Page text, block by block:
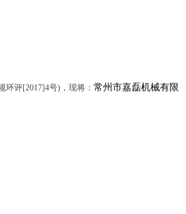
环评[2017]4号) ，现将： 常州市嘉磊机械有限